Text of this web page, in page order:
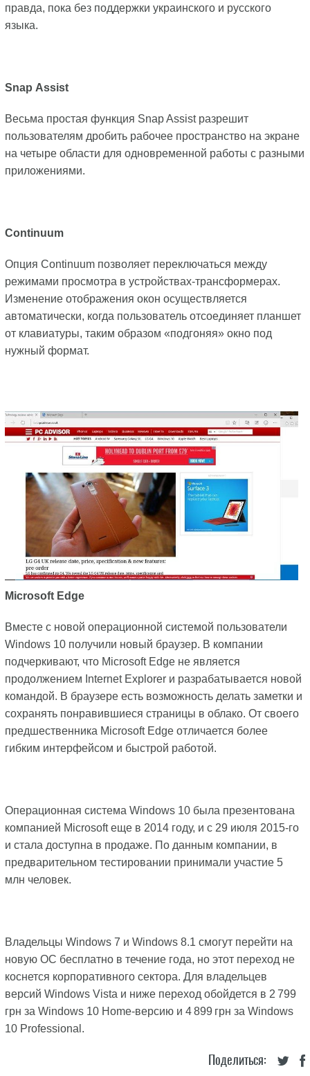
правда, пока без поддержки украинского и русского
языка.
Snap Assist
Весьма простая функция Snap Assist разрешит
пользователям дробить рабочее пространство на экране
на четыре области для одновременной работы с разными
приложениями.
Continuum
Опция Continuum позволяет переключаться между
режимами просмотра в устройствах-трансформерах.
Изменение отображения окон осуществляется
автоматически, когда пользователь отсоединяет планшет
от клавиатуры, таким образом «подгоняя» окно под
нужный формат.
Microsoft Edge
Вместе с новой операционной системой пользователи
Windows 10 получили новый браузер. В компании
подчеркивают, что Microsoft Edge не является
продолжением Internet Explorer и разрабатывается новой
командой. В браузере есть возможность делать заметки и
сохранять понравившиеся страницы в облако. От своего
предшественника Microsoft Edge отличается более
гибким интерфейсом и быстрой работой.
Операционная система Windows 10 была презентована
компанией Microsoft еще в 2014 году, и с 29 июля 2015-го
и стала доступна в продаже. По данным компании, в
предварительном тестировании принимали участие 5
млн человек.
Владельцы Windows 7 и Windows 8.1 смогут перейти на
новую ОС бесплатно в течение года, но этот переход не
коснется корпоративного сектора. Для владельцев
версий Windows Vista и ниже переход обойдется в 2 799
грн за Windows 10 Home-версию и 4 899 грн за Windows
10 Professional.
Поделиться: